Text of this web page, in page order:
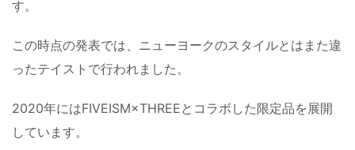
す。
この時点の発表では、ニューヨークのスタイルとはまた違
ったテイストで行われました。
2020年にはFIVEISM×THREEとコラボした限定品を展開
しています。